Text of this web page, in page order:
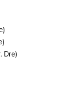
Dre)